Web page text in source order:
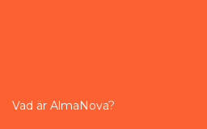
Vad är AlmaNova?